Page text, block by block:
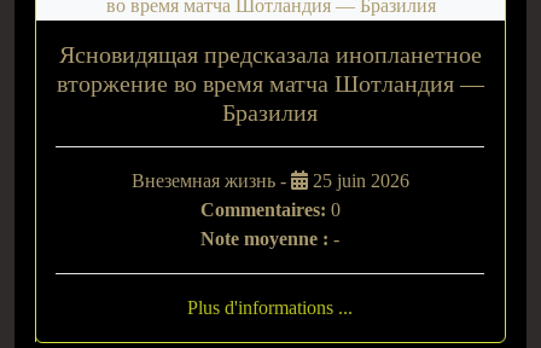
Ясновидящая предсказала инопланетное
вторжение во время матча Шотландия —
Бразилия
Внеземная жизнь -
25 juin 2026
Commentaires: 0
Note moyenne : -
Plus d'informations ...